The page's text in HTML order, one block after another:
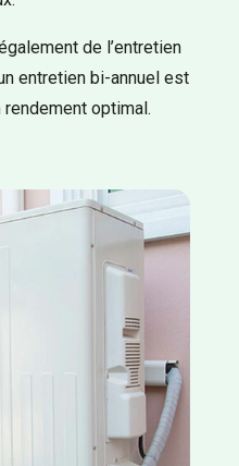
de l’entretien
entretien bi-annuel est
optimal.